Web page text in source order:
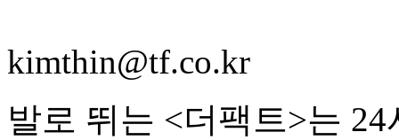
kimthin@tf.co.kr
발로 뛰는 <더팩트>는